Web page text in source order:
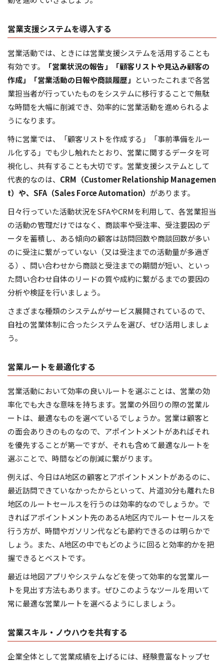
営業支援システムを導入する
営業活動では、ときには営業支援システムを活用することも
有効です。
「営業状況の報告」「顧客リストや見込み顧客の
作成」「営業活動の日報や商談履歴」 といったこれまで各営
業担当者が行っていたものをシステムに移行することで無駄
な時間を大幅に削減でき、効率的に営業活動を進められるよ
うになります。
特に営業では、「顧客リストを作成する」「事前準備をルー
ル化する」でも少し触れたとおり、営業に関するデータを可
視化し、共有することも大切です。営業支援システムとして
代表的なのは、 CRM（Customer Relationship Managemen
t）や、SFA（Sales Force Automation） があります。
日々行っていた活動状況をSFAやCRMを利用して、各営業担当
の活動の管理だけではなく、商談率や受注率、受注要因のデ
ータを蓄積し、ある傾向の顧客は訪問回数や商談回数が多い
のに受注に繋がっていない（又は受注までの活動量が多過ぎ
る）、問い合わせから商談と受注までの期間が短い、といっ
た問い合わせ自体のリードの質や成約に繋がるまでの要因の
分析や検証を行いましょう。
さまざまな種類のシステムがサービス展開されているので、
自社の営業体制に合ったシステムを選び、ぜひ活用しましょ
う。
営業ルートを最適化する
営業活動において効率の良いルートを選ぶことは、営業の効
率化でも大きな意味を持ちます。営業の外回りの際の営業ル
ートは、最適なものを選べているでしょうか。営業は顧客と
の面会ありきのものなので、アポイントメントがあればそれ
を優先することが第一ですが、それも含めて最適なルートを
選ぶことで、時間などの削減に繋がります。
例えば、今日はA地区の顧客とアポイントメントがあるのに、
最近訪問できていなかったからといって、片道30分も離れたB
地区のルートセールスを行うのは効率的なのでしょうか。で
きればアポイントメント先のあるA地区内でルートセールスを
行う方が、時間やガソリン代なども節約できるのは明らかで
しょう。また、A地区の中でもどのように回ると効率的かを把
握できるとベストです。
最近は地図アプリやシステムなどを使って効率的な営業ルー
トを見出す方法もあります。ぜひこのようなツールを用いて
常に最適な営業ルートを選べるようにしましょう。
営業スキル・ノウハウを共有する
企業全体として営業成績を上げるには、経験豊富なトップセ